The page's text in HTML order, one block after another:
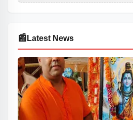
📰 Latest News